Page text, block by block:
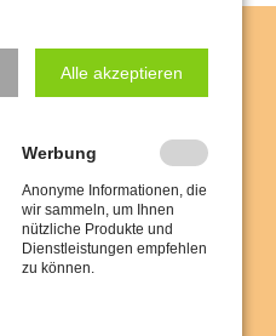
00
Alle akzeptieren
Werbung
Anonyme Informationen, die
wir sammeln, um Ihnen
nützliche Produkte und
Dienstleistungen empfehlen
zu können.